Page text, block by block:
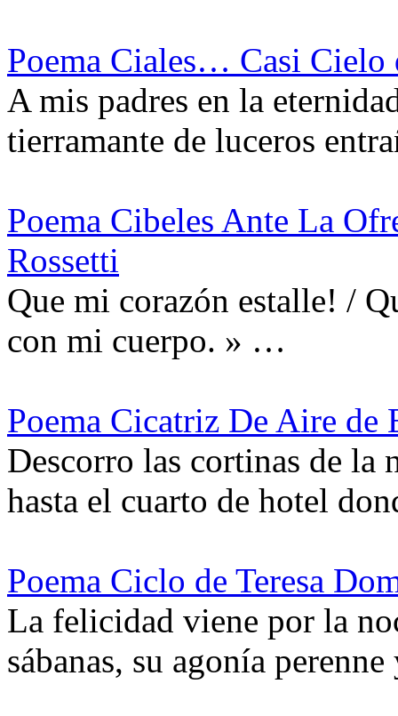
Poema Ciales… Casi Cielo
A mis padres en la
tierramante de luceros
Poema Cibeles Ante La
Rossetti
Que mi corazón estalle! /
con mi cuerpo. » …
Poema Cicatriz De Aire de
Descorro las cortinas de la
hasta el cuarto de hotel
Poema Ciclo de Teresa
La felicidad viene por la
sábanas, su agonía